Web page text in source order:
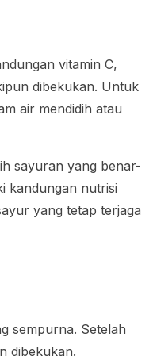
vitamin C,
dibekukan. Untuk
air mendidih atau
sayuran yang benar-
kandungan nutrisi
yang tetap terjaga
sempurna. Setelah
dibekukan.